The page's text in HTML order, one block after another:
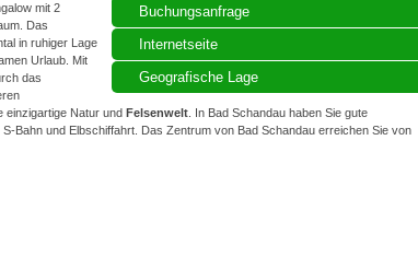
Buchungsanfrage
Internetseite
Geografische Lage
mit 2
Das
in ruhiger Lage
Urlaub. Mit
das
einzigartige Natur und Felsenwelt. In Bad Schandau haben Sie gute
Bahn und Elbschiffahrt. Das Zentrum von Bad Schandau erreichen Sie von